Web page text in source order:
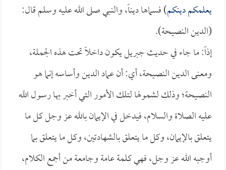
يعلمكم دينكم) فسماها ديناً، والنبي صلى الله عليه وسلم قال:
(الدين النصيحة).
إذاً: ما جاء في حديث جبريل يكون داخلاً تحت هذه الجملة،
ومعنى الدين النصيحة، أي: أن عماد الدين وأساسه إنما هو
النصيحة؛ وذلك لشمولها لتلك الأمور التي أخبر بها رسول الله
عليه الصلاة والسلام، فيدخل في الإيمان بالله عز وجل كل ما
يتعلق بالإيمان، وكل ما يتعلق بالشهادتين، وكل ما يتعلق بما
أوجبه الله عز وجل، فهي كلمة عامة وجامعة من أجمع الكلام،